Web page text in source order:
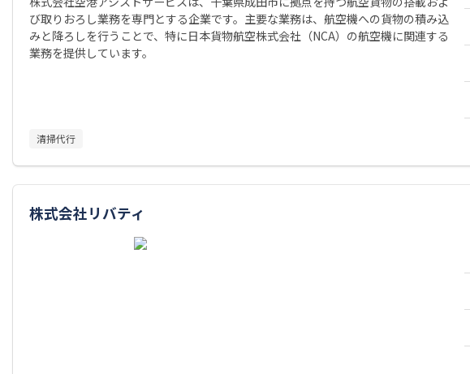
び取りおろし業務を専門とする企業です。主要な業務は、航空機への貨物の積み込
みと降ろしを行うことで、特に日本貨物航空株式会社（NCA）の航空機に関連する
業務を提供しています。
清掃代行
株式会社リバティ